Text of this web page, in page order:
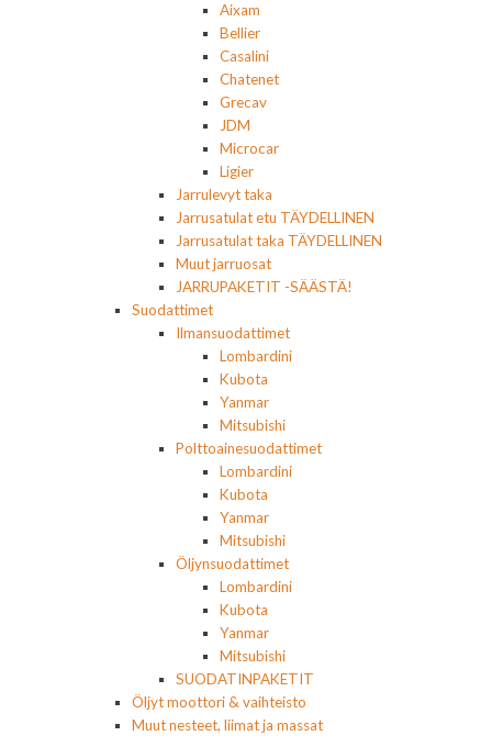
Aixam
Bellier
Casalini
Chatenet
Grecav
JDM
Microcar
Ligier
Jarrulevyt taka
Jarrusatulat etu TÄYDELLINEN
Jarrusatulat taka TÄYDELLINEN
Muut jarruosat
JARRUPAKETIT -SÄÄSTÄ!
Suodattimet
Ilmansuodattimet
Lombardini
Kubota
Yanmar
Mitsubishi
Polttoainesuodattimet
Lombardini
Kubota
Yanmar
Mitsubishi
Öljynsuodattimet
Lombardini
Kubota
Yanmar
Mitsubishi
SUODATINPAKETIT
Öljyt moottori & vaihteisto
Muut nesteet, liimat ja massat